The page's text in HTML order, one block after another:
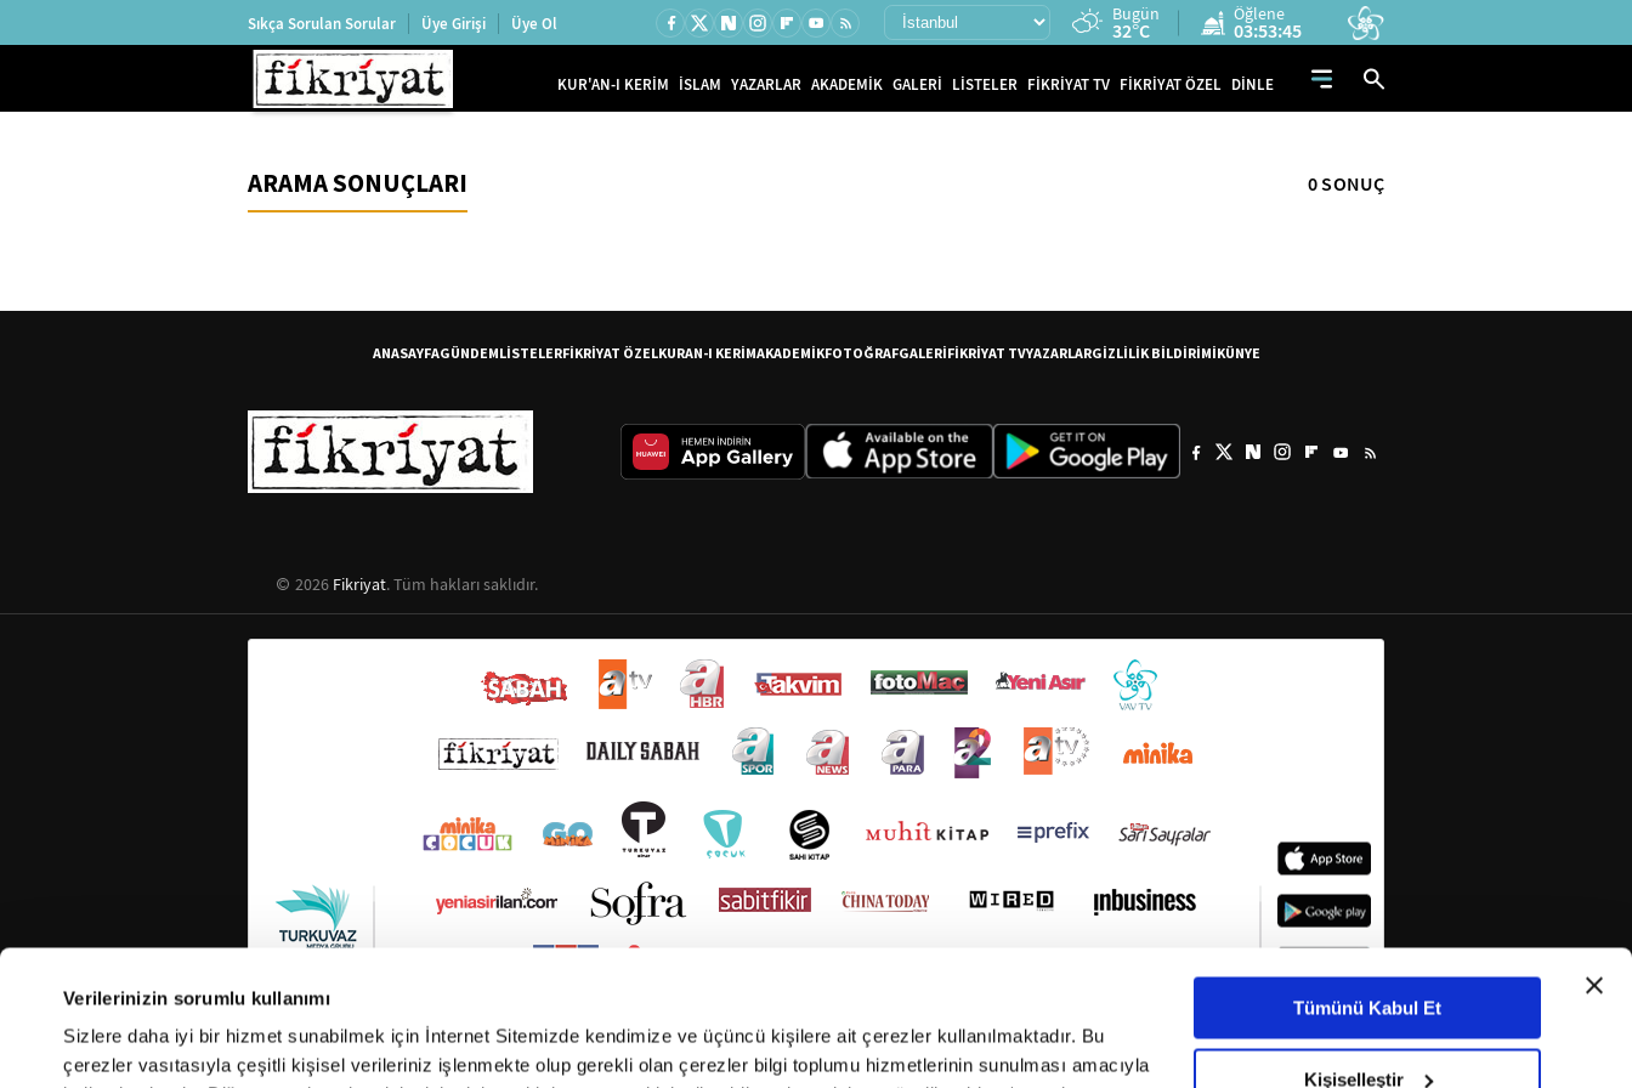
Verilerinizin sorumlu kullanımı
Sizlere daha iyi bir hizmet sunabilmek için İnternet Sitemizde kendimize ve üçüncü kişilere ait çerezler kullanılmaktadır. Bu
çerezler vasıtasıyla çeşitli kişisel verileriniz işlenmekte olup gerekli olan çerezler bilgi toplumu hizmetlerinin sunulması amacıyla
Tümünü Kabul Et
Kişiselleştir
Sıkça Sorulan Sorular Üye Girişi Üye Ol Bugün
32°C
Öğlene
03:53:45
KUR'AN-I KERİM İSLAM YAZARLAR AKADEMİK GALERİ LİSTELER FİKRİYAT TV FİKRİYAT ÖZEL DİNLE
ARAMA SONUÇLARI 0 SONUÇ
ANASAYFAGÜNDEMLİSTELERFİKRİYAT ÖZELKURAN-I KERİMAKADEMİKFOTOĞRAFGALERİFİKRİYAT TVYAZARLARGİZLİLİK BİLDİRİMİKÜNYE
2026 Fikriyat. Tüm hakları saklıdır.